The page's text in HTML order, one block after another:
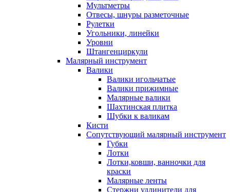
Мультметры
Отвесы, шнуры разметочные
Рулетки
Угольники, линейки
Уровни
Штангенциркули
Малярный инструмент
Валики
Валики игольчатые
Валики прижимные
Малярные валики
Шахтинская плитка
Шубки к валикам
Кисти
Сопутствующий малярный инструмент
Губки
Лотки
Лотки,ковши, ванночки для
краски
Малярные ленты
Стержни удлинители для